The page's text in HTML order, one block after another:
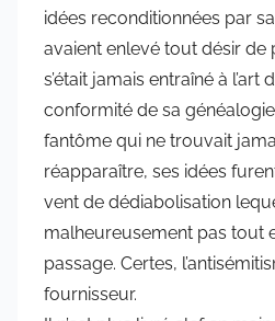
idées reconditionnées par
avaient enlevé tout désir de
s’était jamais entraîné à
conformité de sa
fantôme qui ne trouvait
réapparaître, ses idées
vent de dédiabolisation
malheureusement pas tout
passage. Certes,
fournisseur.